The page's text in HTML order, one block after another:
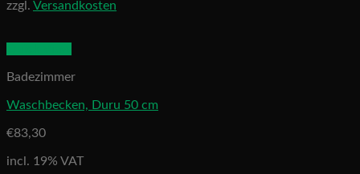
zzgl. Versandkosten
Badezimmer
Waschbecken, Duru 50 cm
€83,30
incl. 19% VAT